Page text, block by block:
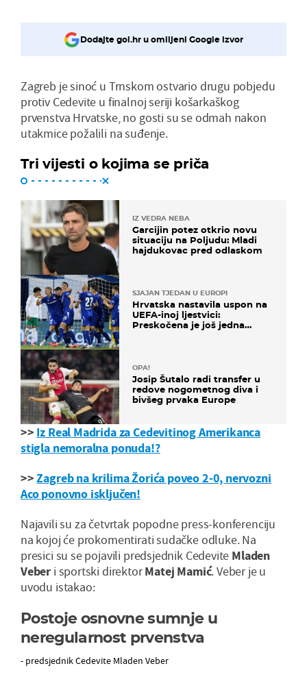
Dodajte gol.hr u omiljeni Google izvor
Zagreb je sinoć u Trnskom ostvario drugu pobjedu
protiv Cedevite u finalnoj seriji košarkaškog
prvenstva Hrvatske, no gosti su se odmah nakon
utakmice požalili na suđenje.
Tri vijesti o kojima se priča
IZ VEDRA NEBA
Garcijin potez otkrio novu
situaciju na Poljudu: Mladi
hajdukovac pred odlaskom
SJAJAN TJEDAN U EUROPI
Hrvatska nastavila uspon na
UEFA-inoj ljestvici:
Preskočena je još jedna
OPA!
Josip Šutalo radi transfer u
redove nogometnog diva i
bivšeg prvaka Europe
>> Iz Real Madrida za Cedevitinog Amerikanca
stigla nemoralna ponuda!?
>>Zagreb na krilima Žorića poveo 2-0, nervozni
Aco ponovno isključen!
Najavili su za četvrtak popodne press-konferenciju
na kojoj će prokomentirati sudačke odluke. Na
presici su se pojavili predsjednik Cedevite Mladen
Veber i sportski direktorMatej Mamić. Veber je u
uvodu istakao:
Postoje osnovne sumnje u
neregularnost prvenstva
- predsjednik Cedevite Mladen Veber